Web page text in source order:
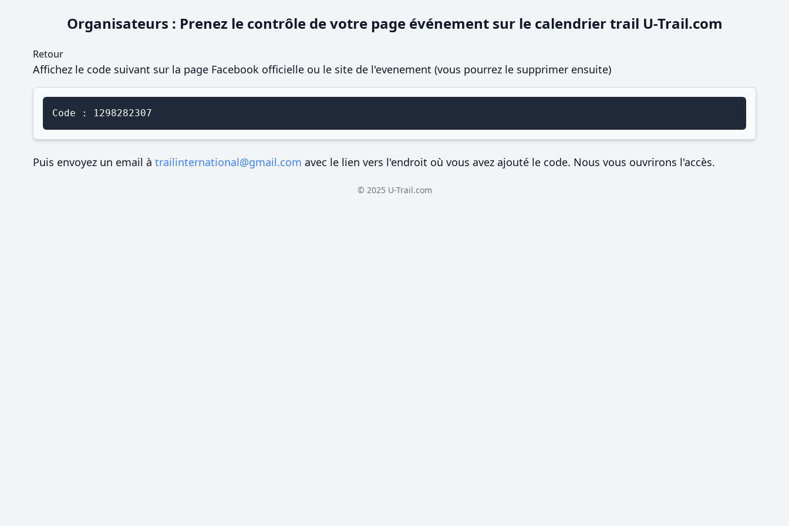
Organisateurs : Prenez le contrôle de votre page événement sur le calendrier trail U-Trail.com
Retour
Affichez le code suivant sur la page Facebook officielle ou le site de l'evenement (vous pourrez le supprimer ensuite)
Code : 1298282307
Puis envoyez un email à trailinternational@gmail.com avec le lien vers l'endroit où vous avez ajouté le code. Nous vous ouvrirons l'accès.
© 2025 U-Trail.com